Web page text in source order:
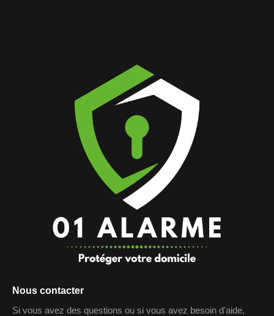
Nous contacter
Si vous avez des questions ou si vous avez besoin d'aide,